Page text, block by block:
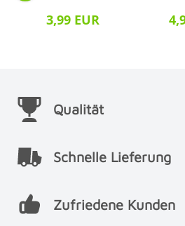
3,99 EUR
Qualität
Schnelle Lieferung
Zufriedene Kunden